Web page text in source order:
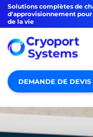
Solutions complètes de
d'approvisionnement pour
de la vie
DEMANDE DE DEVIS